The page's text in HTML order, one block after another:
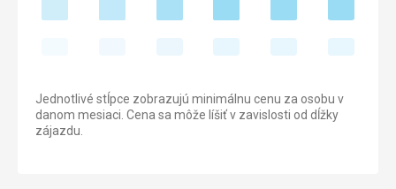
Jednotlivé stĺpce zobrazujú minimálnu cenu za osobu v
danom mesiaci. Cena sa môže líšiť v zavislosti od dĺžky
zájazdu.